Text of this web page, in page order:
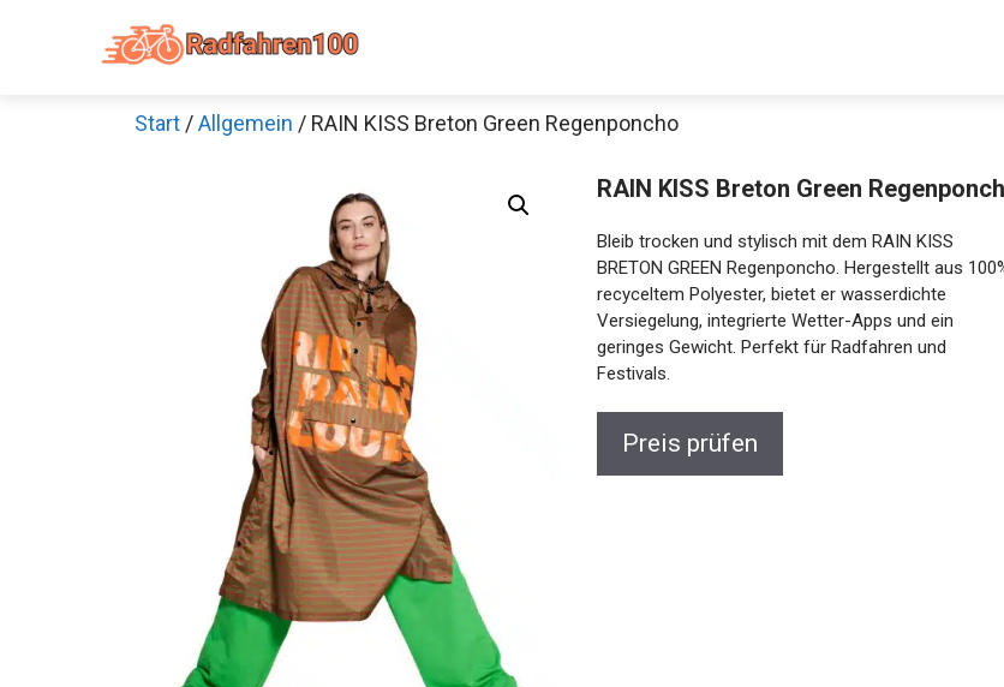
Start /Allgemein / RAIN KISS Breton Green Regenponcho
RAIN KISS Breton Green
Bleib trocken und stylisch mit dem RAIN KISS
BRETON GREEN Regenponcho. Hergestellt aus 100%
recyceltem Polyester, bietet er wasserdichte
Versiegelung, integrierte Wetter-Apps und ein
geringes Gewicht. Perfekt für Radfahren und
Preis prüfen
Jetzt anschauen